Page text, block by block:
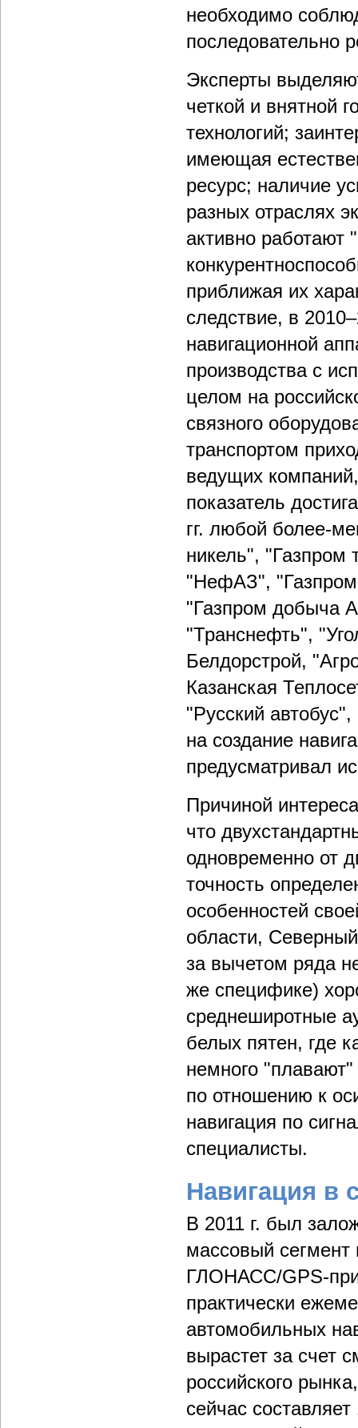
необходимо
последовательно
Эксперты
четкой и внятной
технологий;
имеющая
ресурс; наличие
разных отраслях
активно работают
приближая их
следствие, в
навигационной
производства с
целом на
связного
транспортом
ведущих
показатель
гг. любой более-
никель", "Газпром
"НефАЗ", "Газпром
"Газпром добыча
"Транснефть",
Белдорстрой,
Казанская
"Русский
на создание
предусматривал
Причиной
что
одновременно от
точность
особенностей
области,
за вычетом ряда
же специфике)
среднеширотные
белых пятен, где
немного "плавают"
по отношению к
навигация по
специалисты.
Навигация в
В 2011 г. был
массовый сегмент
ГЛОНАСС/GPS-
практически
автомобильных
вырастет за счет
российского
сейчас